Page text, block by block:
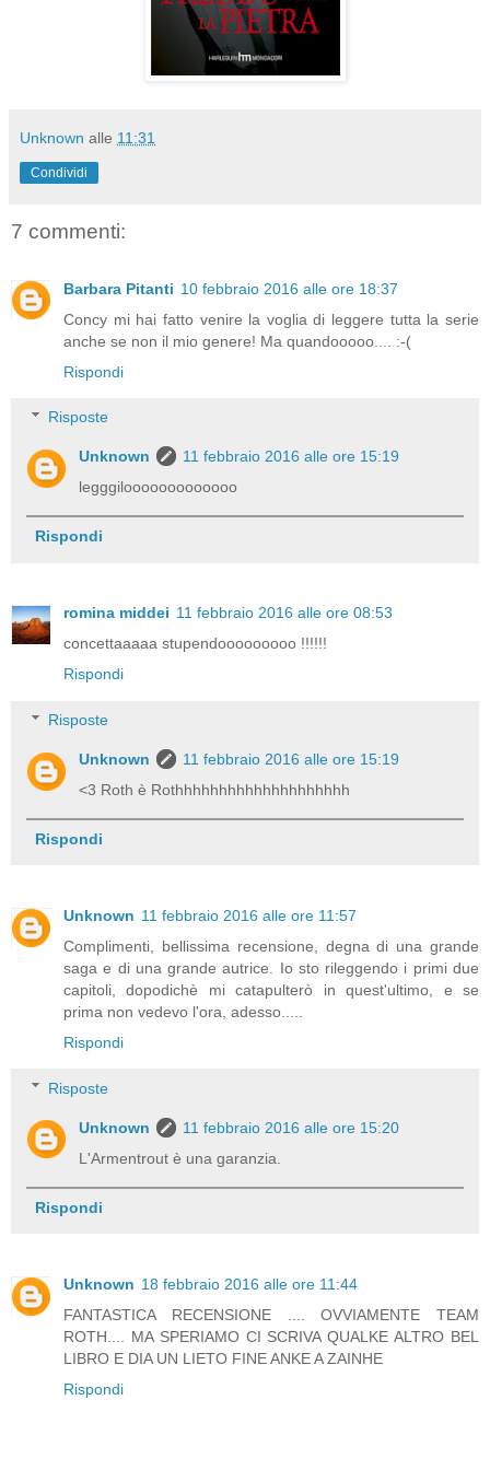
Unknown alle 11:31
Condividi
7 commenti:
Barbara Pitanti 10 febbraio 2016 alle ore 18:37
Concy mi hai fatto venire la voglia di leggere tutta la serie
anche se non il mio genere! Ma quandooooo.... :-(
Rispondi
Risposte
Unknown
11 febbraio 2016 alle ore 15:19
legggilooooooooooooo
Rispondi
romina middei 11 febbraio 2016 alle ore 08:53
concettaaaaa stupendooooooooo !!!!!!
Rispondi
Risposte
Unknown
11 febbraio 2016 alle ore 15:19
<3 Roth è Rothhhhhhhhhhhhhhhhhhhh
Rispondi
Unknown 11 febbraio 2016 alle ore 11:57
Complimenti, bellissima recensione, degna di una grande
saga e di una grande autrice. Io sto rileggendo i primi due
capitoli, dopodichè mi catapulterò in quest'ultimo, e se
prima non vedevo l'ora, adesso.....
Rispondi
Risposte
Unknown
11 febbraio 2016 alle ore 15:20
L'Armentrout è una garanzia.
Rispondi
Unknown 18 febbraio 2016 alle ore 11:44
FANTASTICA RECENSIONE .... OVVIAMENTE TEAM
ROTH.... MA SPERIAMO CI SCRIVA QUALKE ALTRO BEL
LIBRO E DIA UN LIETO FINE ANKE A ZAINHE
Rispondi